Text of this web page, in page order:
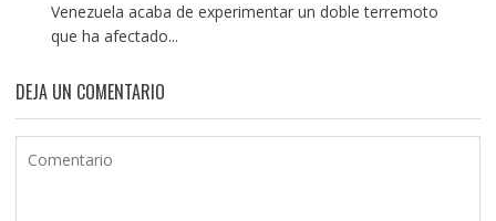
Venezuela acaba de experimentar un doble terremoto
que ha afectado...
DEJA UN COMENTARIO